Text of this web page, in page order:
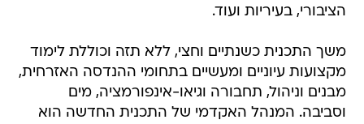
הציבורי, בעיריות ועוד.
משך התכנית כשנתיים וחצי, ללא תזה וכוללת לימוד
מקצועות עיוניים ומעשיים בתחומי ההנדסה האזרחית,
מבנים וניהול, תחבורה וגיאו-אינפורמציה, מים
וסביבה. המנהל האקדמי של התכנית החדשה הוא